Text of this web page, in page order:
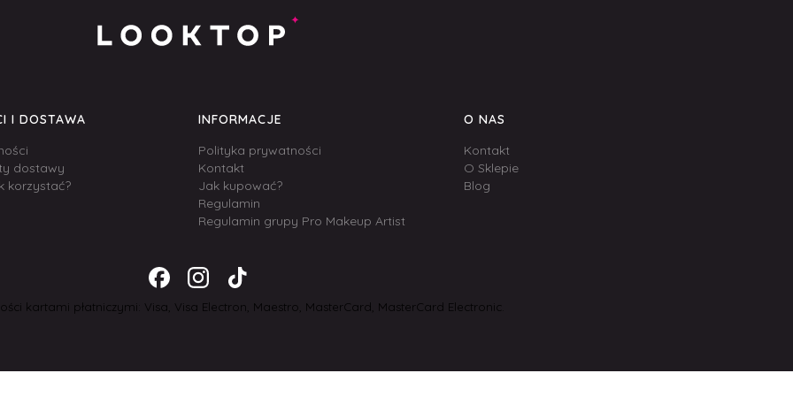
I DOSTAWA
dostawy
korzystać?
INFORMACJE
Polityka prywatności
Kontakt
Jak kupować?
Regulamin
Regulamin grupy Pro Makeup Artist
O NAS
Kontakt
O Sklepie
Blog
kartami płatniczymi: Visa, Visa Electron, Maestro, MasterCard, MasterCard Electronic.